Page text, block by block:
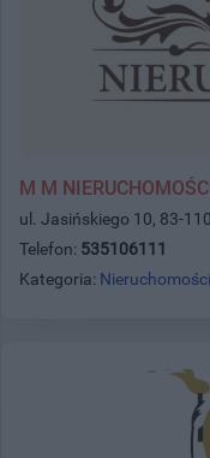
M M
ul. Jasińskiego 10, 83-
Telefon: 535106111
Kategoria: Nieruchomości